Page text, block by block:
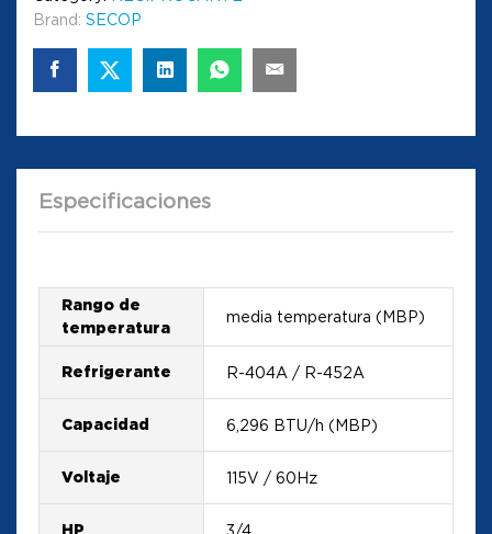
Brand: SECOP
Especificaciones
Rango de
temperatura
media temperatura (MBP)
Refrigerante R-404A / R-452A
Capacidad 6,296 BTU/h (MBP)
Voltaje 115V / 60Hz
HP 3/4